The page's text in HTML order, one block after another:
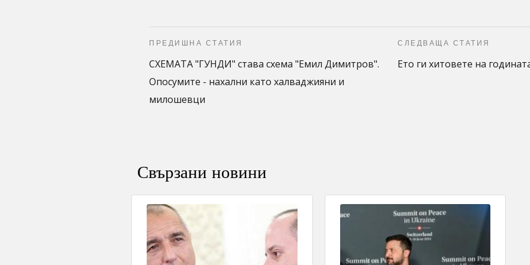
ПРЕДИШНА СТАТИЯ
СХЕМАТА "ГУНДИ" става схема "Емил Димитров".
Опосумите - нахални като халваджияни и
милошевци
СЛЕДВАЩА СТАТИЯ
Ето ги хитовете на
Свързани новини